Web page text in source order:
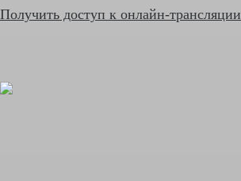
Получить доступ к онлайн-трансляции